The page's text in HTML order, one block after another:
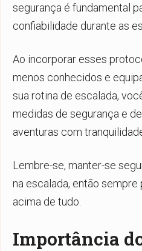
segurança é fundamental
confiabilidade durante as
Ao incorporar esses
menos conhecidos e
sua rotina de escalada,
medidas de segurança e
aventuras com
Lembre-se, manter-se
na escalada, então
acima de tudo.
Importância